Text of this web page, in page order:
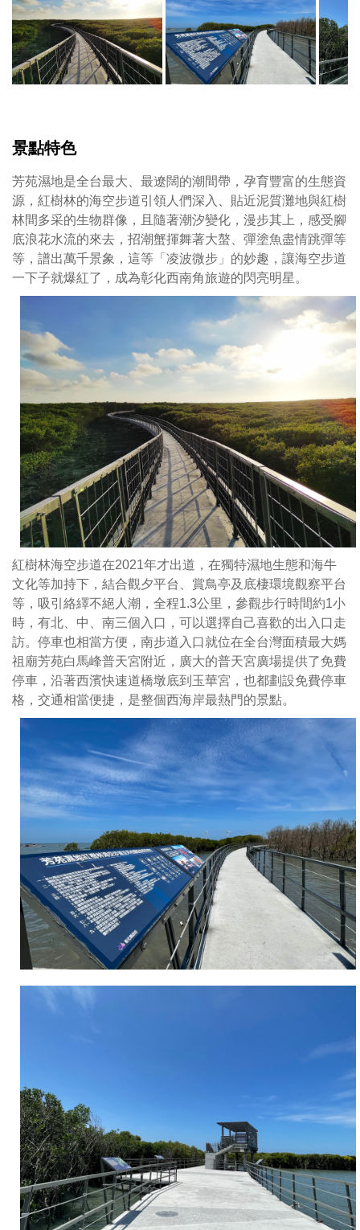
林
海
空
步
道
年
出
道，
在
獨
特
濕
地
態
和
海
文
化
加
持
下，
結
合
觀
夕
平
台、
賞
鳥
亭
及
底
境
觀
察
台
等，
吸
引
不
1.3
公
里，
參
觀
步
行
時
景點特色
芳苑濕地是全台最大、最遼闊的潮間帶，孕育豐富的生態資
源，紅樹林的海空步道引領人們深入、貼近泥質灘地與紅樹
林間多采的生物群像，且隨著潮汐變化，漫步其上，感受腳
底浪花水流的來去，招潮蟹揮舞著大螯、彈塗魚盡情跳彈等
等，譜出萬千景象，這等「凌波微步」的妙趣，讓海空步道
一下子就爆紅了，成為彰化西南角旅遊的閃亮明星。
紅樹林海空步道在2021年才出道，在獨特濕地生態和海牛
文化等加持下，結合觀夕平台、賞鳥亭及底棲環境觀察平台
等，吸引絡繹不絕人潮，全程1.3公里，參觀步行時間約1小
時，有北、中、南三個入口，可以選擇自己喜歡的出入口走
訪。停車也相當方便，南步道入口就位在全台灣面積最大媽
祖廟芳苑白馬峰普天宮附近，廣大的普天宮廣場提供了免費
停車，沿著西濱快速道橋墩底到玉華宮，也都劃設免費停車
格，交通相當便捷，是整個西海岸最熱門的景點。